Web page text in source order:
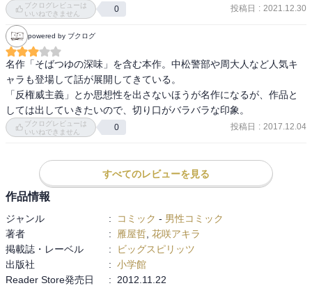
ブクログレビューは
いいねできません
0 投稿日 : 2021.12.30
powered by ブクログ
名作「そばつゆの深味」を含む本作。中松警部や周大人など人気キ
ャラも登場して話が展開してきている。
「反権威主義」とか思想性を出さないほうが名作になるが、作品と
しては出していきたいので、切り口がバラバラな印象。
ブクログレビューは
いいねできません
0 投稿日 : 2017.12.04
すべてのレビューを見る
作品情報
ジャンル : コミック - 男性コミック
著者
: 雁屋哲 花咲アキラ
掲載誌・レーベル
:
ビッグスピリッツ
出版社
: 小学館
Reader Store発売日
:
2012.11.22